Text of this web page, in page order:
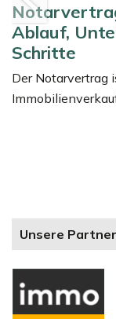
Ablauf,
Schritte
Der Notarvertrag
Unsere Partner